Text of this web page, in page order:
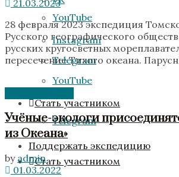
YouTube
Telegram
Стать участником
Поддержать экспедицию
Instagram
YouTube
Telegram
Стать участником
21.03.2023
28 февраля 2023 экспедиция
Русского географического
русских кругосветных
пересечение Тихого океана.
Учёные-экологи
из Океана»
by admin
01.03.2022